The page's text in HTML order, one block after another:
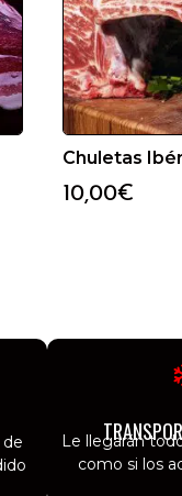
Chuletas
10,00€
Le llegarán
como si los